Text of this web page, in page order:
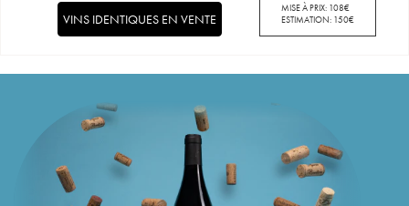
MISE À PRIX: 108€
ESTIMATION: 150€
VINS IDENTIQUES EN VENTE